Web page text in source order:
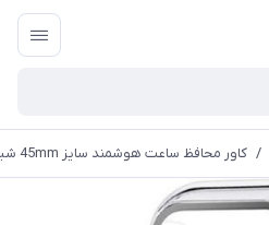
/ کاور محافظ ساعت هوشمند سایز 45mm شیشه ای